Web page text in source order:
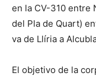
en la CV-310 entre
del Pla de Quart)
va de Llíria a
El objetivo de la